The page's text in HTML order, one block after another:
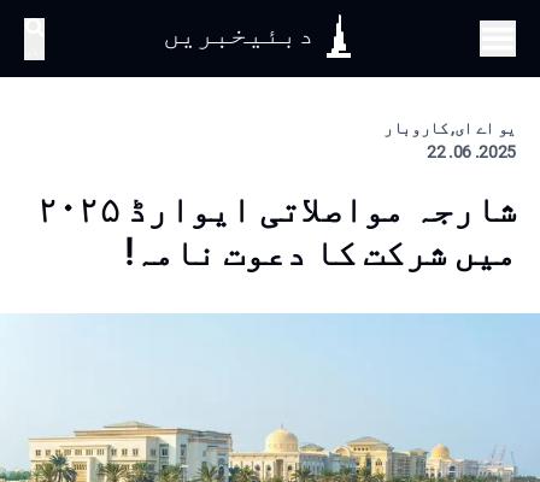
دبئیخبریں
یو اے ای, کاروبار
2025. 06. 22
شارجہ مواصلاتی ایوارڈ ۲۰۲۵
میں شرکت کا دعوت نامہ!